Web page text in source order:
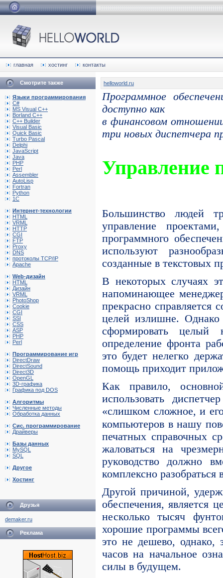
главная хостинг контакты
Смотрите также
Языки программирования
C#
MS Visual C++
Borland C++
C++ Builder
Visual Basic
Quick Basic
Turbo Pascal
Delphi
JavaScript
Java
PHP
Perl
Assembler
AutoLisp
Fortran
Python
1C
Интернет-технологии
HTML
VRML
HTTP
CGI
FTP
Proxy
DNS
протоколы TCP/IP
Apache
Web-дизайн
HTML
Дизайн
VRML
PhotoShop
Cookie
CGI
SSI
CSS
ASP
PHP
Perl
Программирование игр
DirectDraw
DirectSound
Direct3D
OpenGL
3D-графика
Графика под DOS
Алгоритмы
Численные методы
Обработка данных
Сис. программирование
Драйверы
Базы данных
MySQL
SQL
Другое
Хостинг
Друзья
demaker.ru
Реклама
helloworld.ru
Программное
доступно как
в финансовом
три новых диспетчера
Управление
Большинство людей
управление
программного
используют
созданные в текстовых
В некоторых случаях
напоминающее
прекрасно справляется
целей излишне. Однако
сформировать целый
определение фронта
это будет нелегко
помощь приходит
Как правило,
использовать
«слишком сложное, и
компьютеров в нашу
печатных справочных
жаловаться на
руководство должно
комплексно разобраться
Другой причиной,
обеспечения, является
несколько тысяч
хорошие программы
это не дешево, однако,
часов на начальное
силы в будущем.